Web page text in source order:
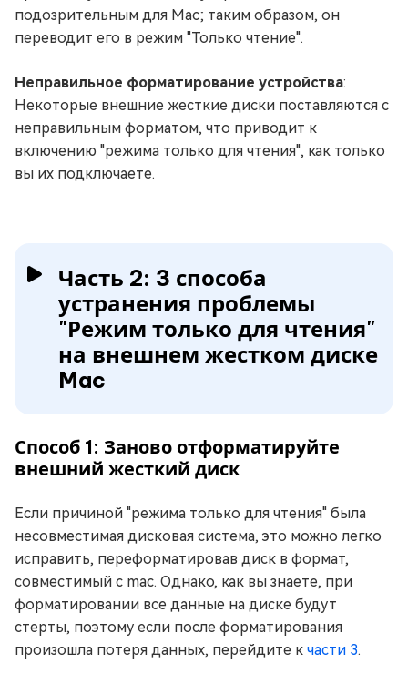
подозрительным для Mac; таким образом, он
переводит его в режим "Только чтение".
Неправильное форматирование устройства:
Некоторые внешние жесткие диски поставляются с
неправильным форматом, что приводит к
включению "режима только для чтения", как только
вы их подключаете.
Часть 2: 3 способа
устранения проблемы
"Режим только для чтения"
на внешнем жестком диске
Mac
Способ 1: Заново отформатируйте
внешний жесткий диск
Если причиной "режима только для чтения" была
несовместимая дисковая система, это можно легко
исправить, переформатировав диск в формат,
совместимый с mac. Однако, как вы знаете, при
форматировании все данные на диске будут
стерты, поэтому если после форматирования
произошла потеря данных, перейдите к части 3.